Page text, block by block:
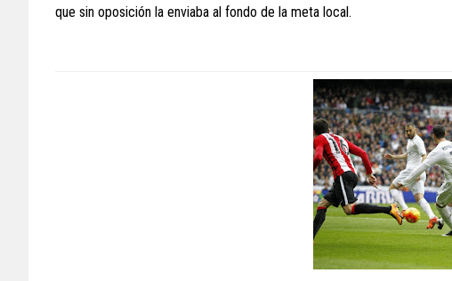
que sin oposición la enviaba al fondo de la meta local.